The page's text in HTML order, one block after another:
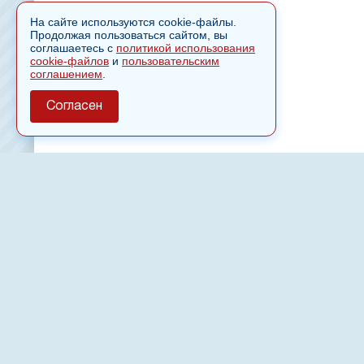
На сайте используются cookie-файлы.
Продолжая пользоваться сайтом, вы
соглашаетесь с политикой использования
cookie-файлов и пользовательским
соглашением
Согласен